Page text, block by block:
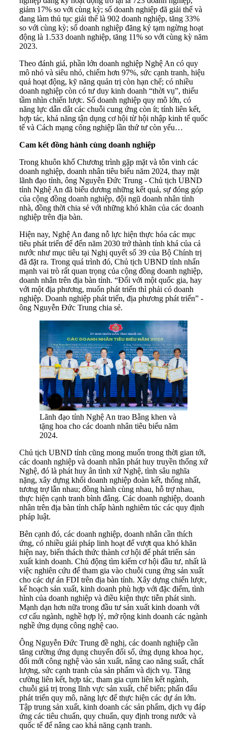
giảm 17% so với cùng kỳ; số doanh nghiệp đã giải thể và
đang làm thủ tục giải thể là 902 doanh nghiệp, tăng 33%
so với cùng kỳ; số doanh nghiệp đăng ký tạm ngừng hoạt
động là 1.533 doanh nghiệp, tăng 11% so với cùng kỳ năm
2023.
Theo đánh giá, phần lớn doanh nghiệp Nghệ An có quy
mô nhỏ và siêu nhỏ, chiếm hơn 97%, sức cạnh tranh, hiệu
quả hoạt động, kỹ năng quản trị còn hạn chế; có nhiều
doanh nghiệp còn có tư duy kinh doanh “thời vụ”, thiếu
tầm nhìn chiến lược. Số doanh nghiệp quy mô lớn, có
năng lực dẫn dắt các chuỗi cung ứng còn ít; tính liên kết,
hợp tác, khả năng tận dụng cơ hội từ hội nhập kinh tế quốc
tế và Cách mạng công nghiệp lần thứ tư còn yếu…
Cam kết đồng hành cùng doanh nghiệp
Trong khuôn khổ Chương trình gặp mặt và tôn vinh các
doanh nghiệp, doanh nhân tiêu biểu năm 2024, thay mặt
lãnh đạo tỉnh, ông Nguyễn Đức Trung - Chủ tịch UBND
tỉnh Nghệ An đã biểu dương những kết quả, sự đóng góp
của cộng đồng doanh nghiệp, đội ngũ doanh nhân tỉnh
nhà, đồng thời chia sẻ với những khó khăn của các doanh
nghiệp trên địa bàn.
Hiện nay, Nghệ An đang nỗ lực hiện thực hóa các mục
tiêu phát triển để đến năm 2030 trở thành tỉnh khá của cả
nước như mục tiêu tại Nghị quyết số 39 của Bộ Chính trị
đã đặt ra. Trong quá trình đó, Chủ tịch UBND tỉnh nhấn
mạnh vai trò rất quan trọng của cộng đồng doanh nghiệp,
doanh nhân trên địa bàn tỉnh. “Đối với một quốc gia, hay
với một địa phương, muốn phát triển thì phải có doanh
nghiệp. Doanh nghiệp phát triển, địa phương phát triển” -
ông Nguyễn Đức Trung chia sẻ.
Lãnh đạo tỉnh Nghệ An trao Bằng khen và
tặng hoa cho các doanh nhân tiêu biểu năm
2024.
Chủ tịch UBND tỉnh cũng mong muốn trong thời gian tới,
các doanh nghiệp và doanh nhân phát huy truyền thống xứ
Nghệ, đó là phát huy ân tình xứ Nghệ, tình sâu nghĩa
nặng, xây dựng khối doanh nghiệp đoàn kết, thống nhất,
tương trợ lẫn nhau; đồng hành cùng nhau, hỗ trợ nhau,
thực hiện cạnh tranh bình đẳng. Các doanh nghiệp, doanh
nhân trên địa bàn tỉnh chấp hành nghiêm túc các quy định
pháp luật.
Bên cạnh đó, các doanh nghiệp, doanh nhân cần thích
ứng, có nhiều giải pháp linh hoạt để vượt qua khó khăn
hiện nay, biến thách thức thành cơ hội để phát triển sản
xuất kinh doanh. Chủ động tìm kiếm cơ hội đầu tư, nhất là
việc nghiên cứu để tham gia vào chuỗi cung ứng sản xuất
cho các dự án FDI trên địa bàn tỉnh. Xây dựng chiến lược,
kế hoạch sản xuất, kinh doanh phù hợp với đặc điểm, tình
hình của doanh nghiệp và điều kiện thực tiễn phát sinh.
Mạnh dạn hơn nữa trong đầu tư sản xuất kinh doanh với
cơ cấu ngành, nghề hợp lý, mở rộng kinh doanh các ngành
nghề ứng dụng công nghệ cao.
Ông Nguyễn Đức Trung đề nghị, các doanh nghiệp cần
tăng cường ứng dụng chuyển đổi số, ứng dụng khoa học,
đổi mới công nghệ vào sản xuất, nâng cao năng suất, chất
lượng, sức cạnh tranh của sản phẩm và dịch vụ. Tăng
cường liên kết, hợp tác, tham gia cụm liên kết ngành,
chuỗi giá trị trong lĩnh vực sản xuất, chế biến; phấn đấu
phát triển quy mô, năng lực để thực hiện các dự án lớn.
Tập trung sản xuất, kinh doanh các sản phẩm, dịch vụ đáp
ứng các tiêu chuẩn, quy chuẩn, quy định trong nước và
quốc tế để nâng cao khả năng cạnh tranh.